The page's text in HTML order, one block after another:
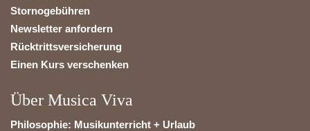
Stornogebühren
Newsletter anfordern
Rücktrittsversicherung
Einen Kurs verschenken
Über Musica Viva
Philosophie: Musikunterricht + Urlaub